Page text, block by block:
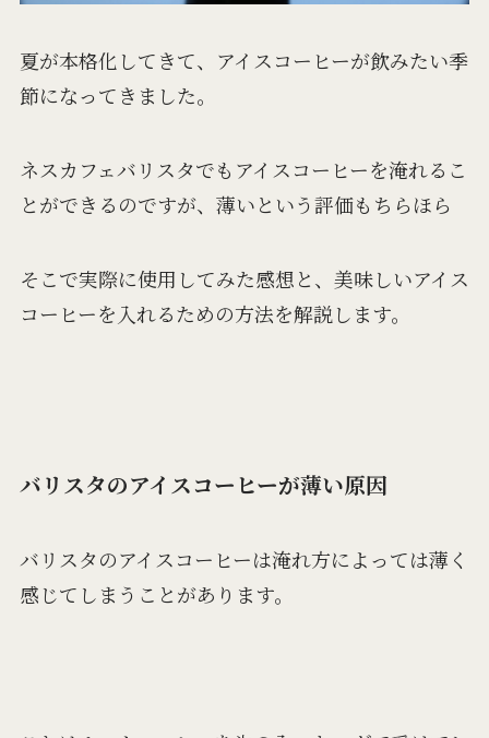
夏が本格化してきて、アイスコーヒーが飲みたい季
節になってきました。
ネスカフェバリスタでもアイスコーヒーを淹れるこ
とができるのですが、薄いという評価もちらほら
そこで実際に使用してみた感想と、美味しいアイス
コーヒーを入れるための方法を解説します。
バリスタのアイスコーヒーが薄い原因
バリスタのアイスコーヒーは淹れ方によっては薄く
感じてしまうことがあります。